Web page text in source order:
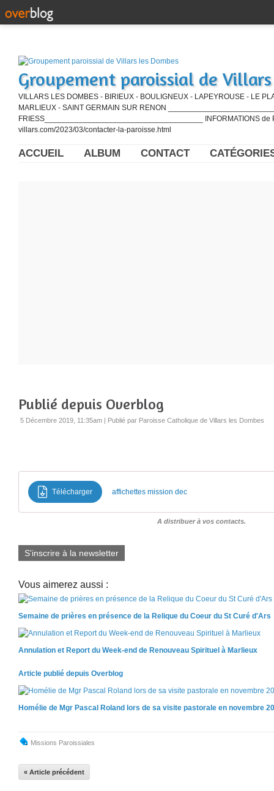
Groupement paroissial de
VILLARS LES DOMBES - BIRIEUX - BOULIGNEUX - LAPEYROUSE - LE
MARLIEUX - SAINT GERMAIN SUR RENON
FRIESS_____________________________________ INFORMATIONS de
villars.com/2023/03/contacter-la-paroisse.html
ACCUEIL ALBUM CONTACT
Publié depuis Overblog
5 Décembre 2019, 11:35am | Publié par Paroisse Catholique de Villars les Dombes
Télécharger affichettes mission dec
A distribuer à vos contacts.
S'inscrire à la newsletter
Vous aimerez aussi :
Semaine de prières en présence de la Relique du Coeur du St Curé d'Ars
Annulation et Report du Week-end de Renouveau Spirituel à Marlieux
Article publié depuis Overblog
Homélie de Mgr Pascal Roland lors de sa visite pastorale en novembre
Missions Paroissiales
« Article précédent